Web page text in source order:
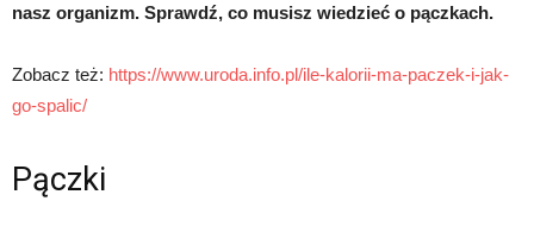
nasz organizm. Sprawdź, co musisz wiedzieć o pączkach.
Zobacz też: https://www.uroda.info.pl/ile-kalorii-ma-paczek-i-jak-
go-spalic/
Pączki